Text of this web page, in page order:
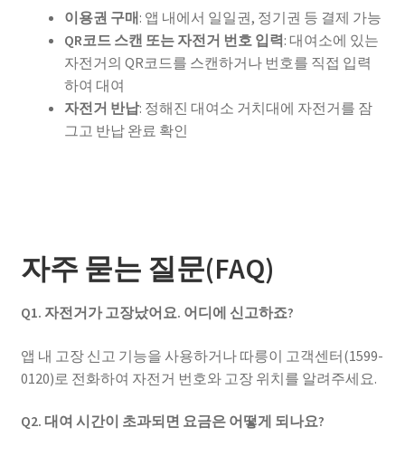
이용권 구매: 앱 내에서 일일권, 정기권 등 결제 가능
QR코드 스캔 또는 자전거 번호 입력: 대여소에 있는
자전거의 QR코드를 스캔하거나 번호를 직접 입력
하여 대여
자전거 반납: 정해진 대여소 거치대에 자전거를 잠
그고 반납 완료 확인
자주 묻는 질문(FAQ)
Q1. 자전거가 고장났어요. 어디에 신고하죠?
앱 내 고장 신고 기능을 사용하거나 따릉이 고객센터(1599-
0120)로 전화하여 자전거 번호와 고장 위치를 알려주세요.
Q2. 대여 시간이 초과되면 요금은 어떻게 되나요?